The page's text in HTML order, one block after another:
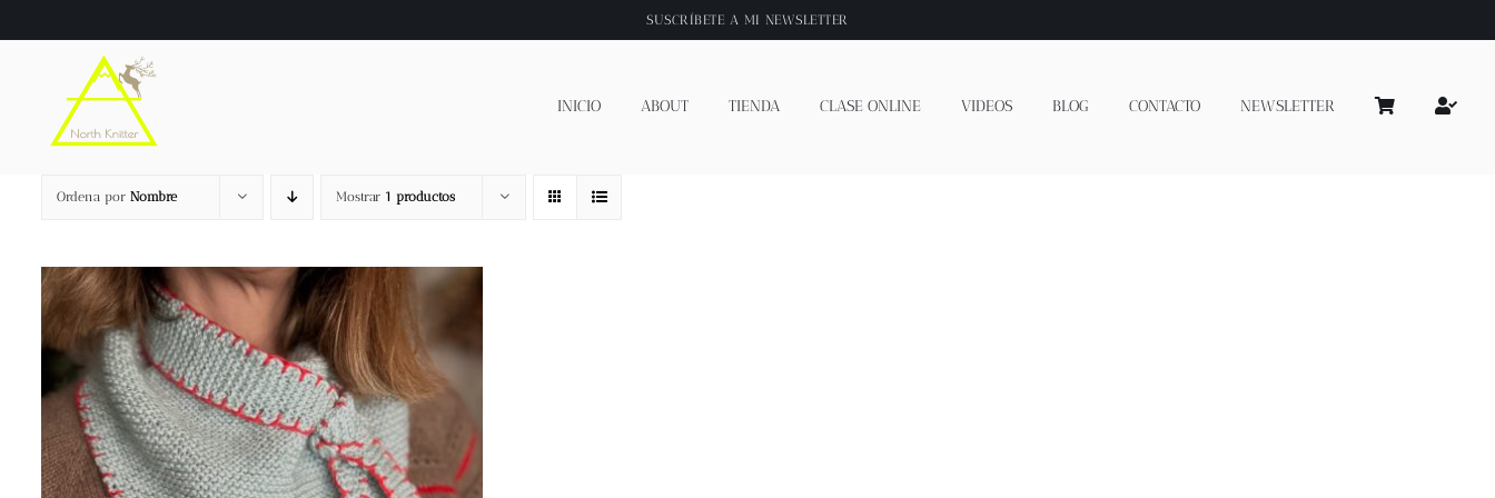
al
SUSCRÍBETE A MI NEWSLETTER
INICIO ABOUT TIENDA CLASE ONLINE VIDEOS BLOG CONTACTO NEWSLETTER
Ordena por Nombre Mostrar 1 productos